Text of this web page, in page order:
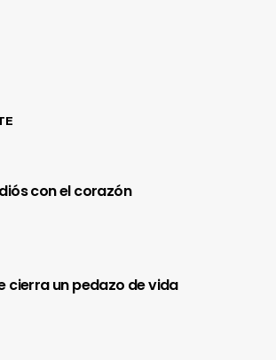
con el corazón
cierra un pedazo de vida